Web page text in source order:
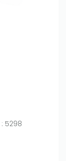
5298